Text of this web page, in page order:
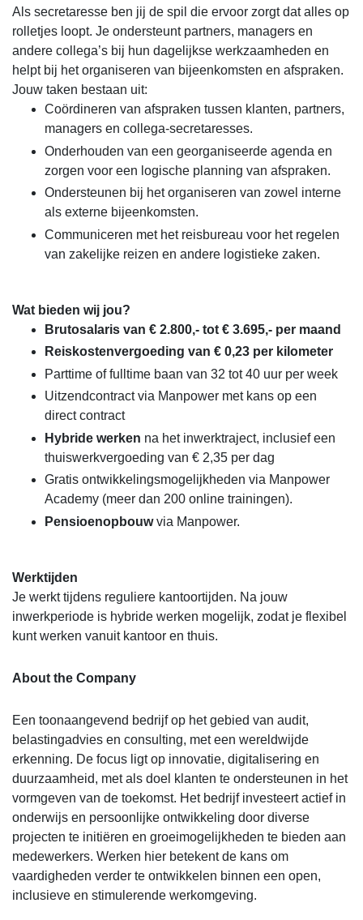
Als secretaresse ben jij de spil die ervoor zorgt dat alles op
rolletjes loopt. Je ondersteunt partners, managers en
andere collega’s bij hun dagelijkse werkzaamheden en
helpt bij het organiseren van bijeenkomsten en afspraken.
Jouw taken bestaan uit:
Coördineren van afspraken tussen klanten, partners,
managers en collega-secretaresses.
Onderhouden van een georganiseerde agenda en
zorgen voor een logische planning van afspraken.
Ondersteunen bij het organiseren van zowel interne
als externe bijeenkomsten.
Communiceren met het reisbureau voor het regelen
van zakelijke reizen en andere logistieke zaken.
Wat bieden wij jou?
Brutosalaris van € 2.800,- tot € 3.695,- per maand
Reiskostenvergoeding van € 0,23 per kilometer
Parttime of fulltime baan van 32 tot 40 uur per week
Uitzendcontract via Manpower met kans op een
direct contract
Hybride werken na het inwerktraject, inclusief een
thuiswerkvergoeding van € 2,35 per dag
Gratis ontwikkelingsmogelijkheden via Manpower
Academy (meer dan 200 online trainingen).
Pensioenopbouwvia Manpower.
Werktijden
Je werkt tijdens reguliere kantoortijden. Na jouw
inwerkperiode is hybride werken mogelijk, zodat je flexibel
kunt werken vanuit kantoor en thuis.
About the Company
Een toonaangevend bedrijf op het gebied van audit,
belastingadvies en consulting, met een wereldwijde
erkenning. De focus ligt op innovatie, digitalisering en
duurzaamheid, met als doel klanten te ondersteunen in het
vormgeven van de toekomst. Het bedrijf investeert actief in
onderwijs en persoonlijke ontwikkeling door diverse
projecten te initiëren en groeimogelijkheden te bieden aan
medewerkers. Werken hier betekent de kans om
vaardigheden verder te ontwikkelen binnen een open,
inclusieve en stimulerende werkomgeving.